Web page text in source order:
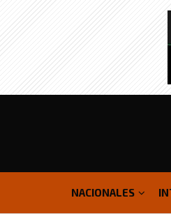
NACIONALES